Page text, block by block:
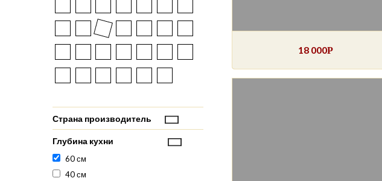
18 000Р
Страна производитель
Глубина кухни
60 см
40 см